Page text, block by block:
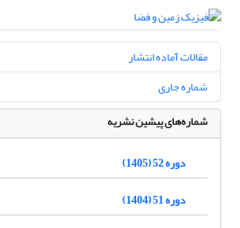
مقالات آماده انتشار
شماره جاری
شماره‌های پیشین نشریه
دوره 52 (1405)
دوره 51 (1404)